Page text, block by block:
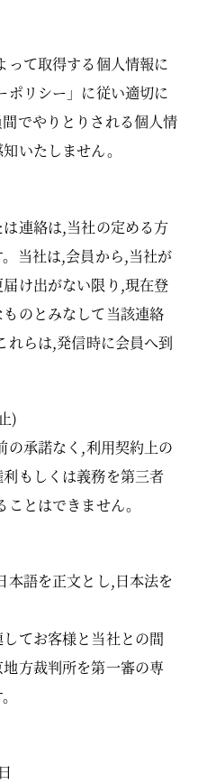
って取得する個人情報に
ポリシー」に従い適切に
でやりとりされる個人情
いたしません。
連絡は,当社の定める方
当社は,会員から,当社が
け出がない限り,現在登
のとみなして当該連絡
れらは,発信時に会員へ到
)
の承諾なく,利用契約上の
もしくは義務を第三者
とはできません。
本語を正文とし,日本法を
てお客様と当社との間
方裁判所を第一審の専